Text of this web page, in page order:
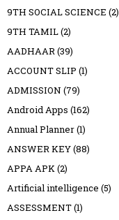
9TH SOCIAL SCIENCE (2)
9TH TAMIL(2)
AADHAAR(39)
ACCOUNT SLIP (1)
ADMISSION (79)
Android Apps (162)
Annual Planner(1)
ANSWER KEY(88)
APPA APK(2)
Artificial intelligence (5)
ASSESSMENT(1)